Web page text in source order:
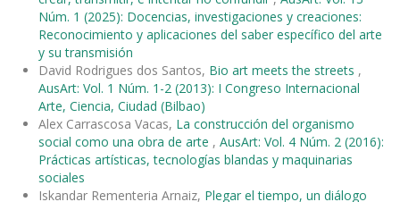
Núm. 1 (2025): Docencias, investigaciones y creaciones:
Reconocimiento y aplicaciones del saber específico del arte
y su transmisión
David Rodrigues dos Santos, Bio art meets the streets ,
AusArt: Vol. 1 Núm. 1-2 (2013): I Congreso Internacional
Arte, Ciencia, Ciudad (Bilbao)
Alex Carrascosa Vacas, La construcción del organismo
social como una obra de arte , AusArt: Vol. 4 Núm. 2 (2016):
Prácticas artísticas, tecnologías blandas y maquinarias
sociales
Iskandar Rementeria Arnaiz, Plegar el tiempo, un diálogo